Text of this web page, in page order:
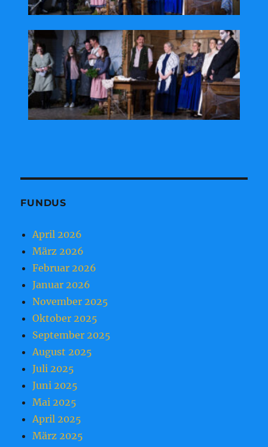
FUNDUS
April 2026
März 2026
Februar 2026
Januar 2026
November 2025
Oktober 2025
September 2025
August 2025
Juli 2025
Juni 2025
Mai 2025
April 2025
März 2025